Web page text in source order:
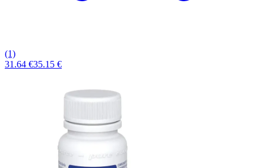
(1)
31.64 €35.15 €